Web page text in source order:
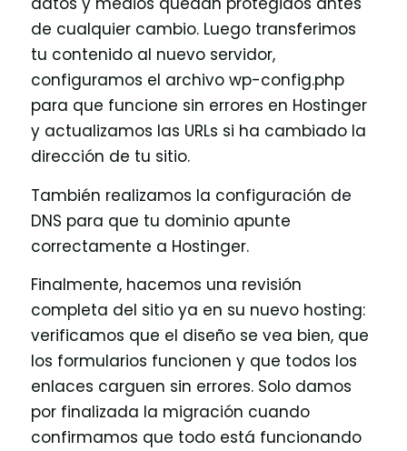
de cualquier cambio. Luego transferimos
tu contenido al nuevo servidor,
configuramos el archivo wp-config.php
para que funcione sin errores en Hostinger
y actualizamos las URLs si ha cambiado la
dirección de tu sitio.
También realizamos la configuración de
DNS para que tu dominio apunte
correctamente a Hostinger.
Finalmente, hacemos una revisión
completa del sitio ya en su nuevo hosting:
verificamos que el diseño se vea bien, que
los formularios funcionen y que todos los
enlaces carguen sin errores. Solo damos
por finalizada la migración cuando
confirmamos que todo está funcionando